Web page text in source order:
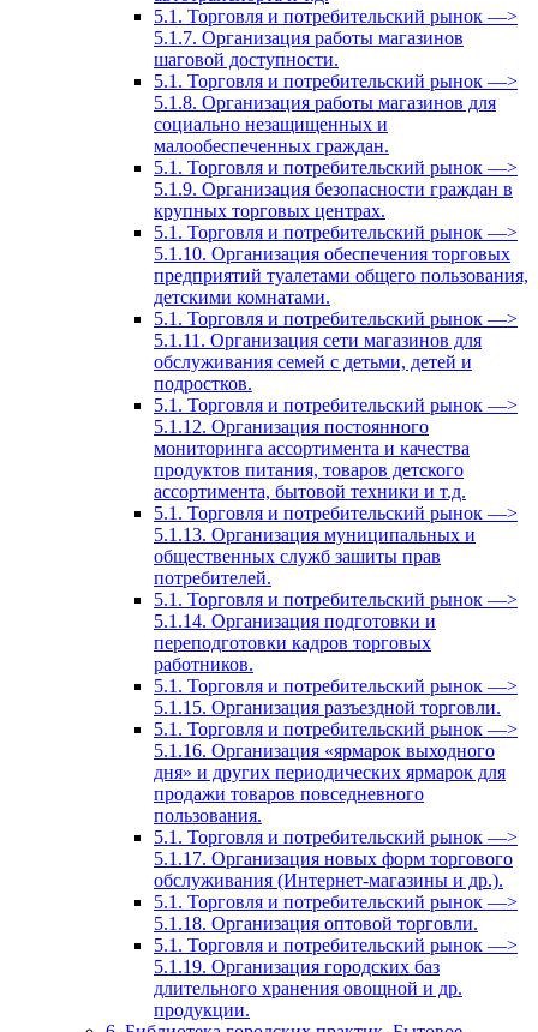
5.1. Торговля и потребительский рынок —>
5.1.7. Организация работы магазинов
шаговой доступности.
5.1. Торговля и потребительский рынок —>
5.1.8. Организация работы магазинов для
социально незащищенных и
малообеспеченных граждан.
5.1. Торговля и потребительский рынок —>
5.1.9. Организация безопасности граждан в
крупных торговых центрах.
5.1. Торговля и потребительский рынок —>
5.1.10. Организация обеспечения торговых
предприятий туалетами общего пользования,
детскими комнатами.
5.1. Торговля и потребительский рынок —>
5.1.11. Организация сети магазинов для
обслуживания семей с детьми, детей и
подростков.
5.1. Торговля и потребительский рынок —>
5.1.12. Организация постоянного
мониторинга ассортимента и качества
продуктов питания, товаров детского
ассортимента, бытовой техники и т.д.
5.1. Торговля и потребительский рынок —>
5.1.13. Организация муниципальных и
общественных служб зашиты прав
потребителей.
5.1. Торговля и потребительский рынок —>
5.1.14. Организация подготовки и
переподготовки кадров торговых
работников.
5.1. Торговля и потребительский рынок —>
5.1.15. Организация разъездной торговли.
5.1. Торговля и потребительский рынок —>
5.1.16. Организация «ярмарок выходного
дня» и других периодических ярмарок для
продажи товаров повседневного
пользования.
5.1. Торговля и потребительский рынок —>
5.1.17. Организация новых форм торгового
обслуживания (Интернет-магазины и др.).
5.1. Торговля и потребительский рынок —>
5.1.18. Организация оптовой торговли.
5.1. Торговля и потребительский рынок —>
5.1.19. Организация городских баз
длительного хранения овощной и др.
продукции.